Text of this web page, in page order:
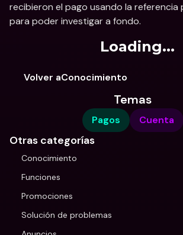
recibieron el pago usando la
para poder investigar a fondo.
Loading...
Volver aConocimiento
Temas
Pagos Cuenta
Otras categorías
Conocimiento
Funciones
Promociones
Solución de problemas